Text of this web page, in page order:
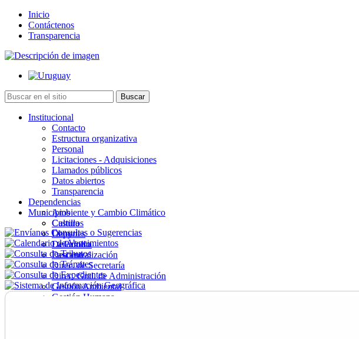
Inicio
Contáctenos
Transparencia
Institucional
Contacto
Estructura organizativa
Personal
Licitaciones - Adquisiciones
Llamados públicos
Datos abiertos
Transparencia
Dependencias
Ambiente y Cambio Climático
Cultura
Deportes
Desarrollo
Descentralización
Direc. de Secretaría
Direc. Gral. de Administración
Gestión Ambiental
Gestión Humana
Municipios
Castillos
Chuy
La Paloma
Lascano